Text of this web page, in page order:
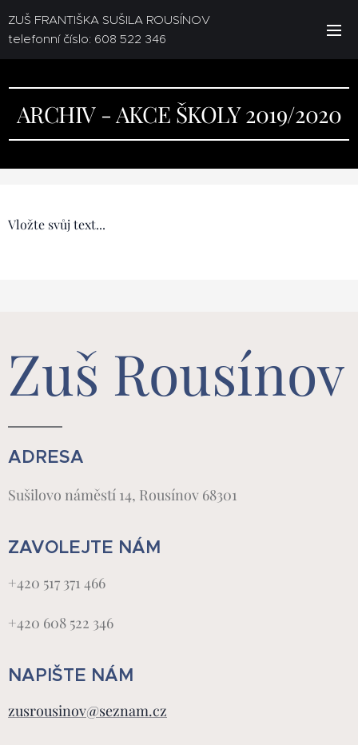
ZUŠ FRANTIŠKA SUŠILA ROUSÍNOV
telefonní číslo: 608 522 346
ARCHIV - AKCE ŠKOLY 2019/2020
Vložte svůj text...
Zuš Rousínov
ADRESA
Sušilovo náměstí 14, Rousínov 68301
ZAVOLEJTE NÁM
+420 517 371 466
+420 608 522 346
NAPIŠTE NÁM
zusrousinov@seznam.cz